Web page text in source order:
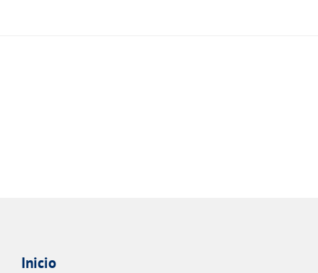
Inicio